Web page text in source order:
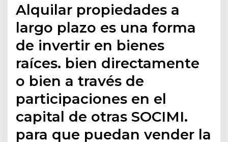
Alquilar propiedades a
largo plazo es una forma
de invertir en bienes
raíces. bien directamente
o bien a través de
participaciones en el
capital de otras SOCIMI.
para que puedan vender la